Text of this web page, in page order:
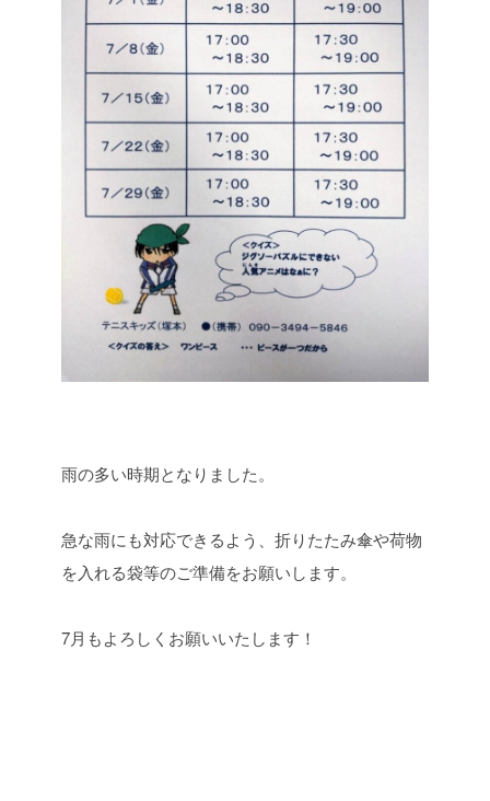
雨の多い時期となりました。
急な雨にも対応できるよう、折りたたみ傘や荷物
を入れる袋等のご準備をお願いします。
7月もよろしくお願いいたします！